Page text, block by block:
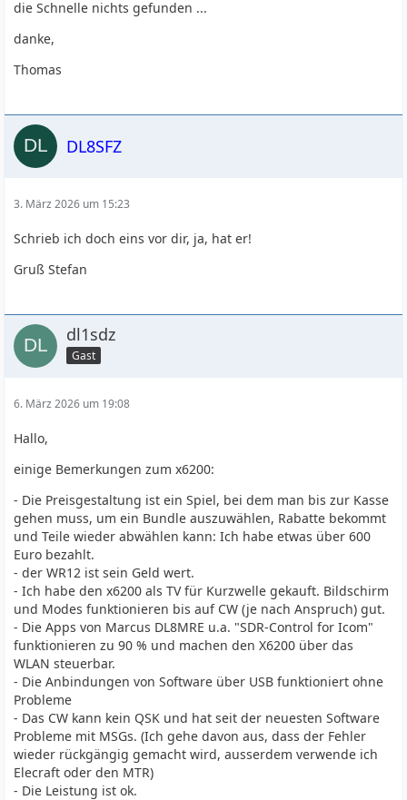
die Schnelle nichts gefunden ...
danke,
Thomas
DL8SFZ
3. März 2026 um 15:23
Schrieb ich doch eins vor dir, ja, hat er!
Gruß Stefan
dl1sdz
Gast
6. März 2026 um 19:08
Hallo,
einige Bemerkungen zum x6200:
- Die Preisgestaltung ist ein Spiel, bei dem man bis zur Kasse
gehen muss, um ein Bundle auszuwählen, Rabatte bekommt
und Teile wieder abwählen kann: Ich habe etwas über 600
Euro bezahlt.
- der WR12 ist sein Geld wert.
- Ich habe den x6200 als TV für Kurzwelle gekauft. Bildschirm
und Modes funktionieren bis auf CW (je nach Anspruch) gut.
- Die Apps von Marcus DL8MRE u.a. "SDR-Control for Icom"
funktionieren zu 90 % und machen den X6200 über das
WLAN steuerbar.
- Die Anbindungen von Software über USB funktioniert ohne
Probleme
- Das CW kann kein QSK und hat seit der neuesten Software
Probleme mit MSGs. (Ich gehe davon aus, dass der Fehler
wieder rückgängig gemacht wird, ausserdem verwende ich
Elecraft oder den MTR)
- Die Leistung ist ok.